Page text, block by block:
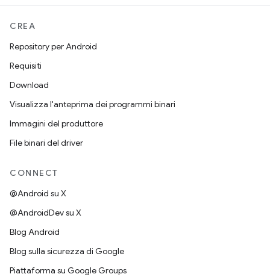
CREA
Repository per Android
Requisiti
Download
Visualizza l'anteprima dei programmi binari
Immagini del produttore
File binari del driver
CONNECT
@Android su X
@AndroidDev su X
Blog Android
Blog sulla sicurezza di Google
Piattaforma su Google Groups